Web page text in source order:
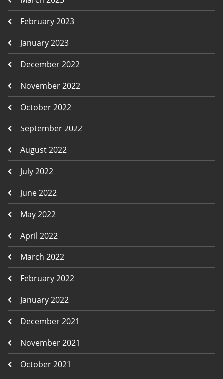
February 2023
January 2023
December 2022
November 2022
October 2022
September 2022
August 2022
July 2022
June 2022
May 2022
April 2022
March 2022
February 2022
January 2022
December 2021
November 2021
October 2021